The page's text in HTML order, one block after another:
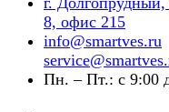
8, офис 215
info@smartves.ru
Пн. – Пт.: с 9:00